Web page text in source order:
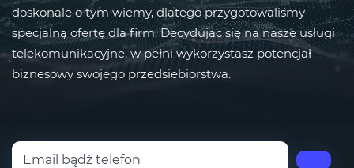
doskonale o tym wiemy, dlatego przygotowaliśmy
specjalną ofertę dla firm. Decydując się na nasze usługi
telekomunikacyjne, w pełni wykorzystasz potencjał
biznesowy swojego przedsiębiorstwa.